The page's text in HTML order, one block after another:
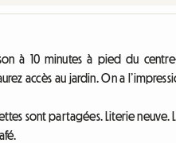
à 10 minutes à pied du
accès au jardin. On a
sont partagées. Literie